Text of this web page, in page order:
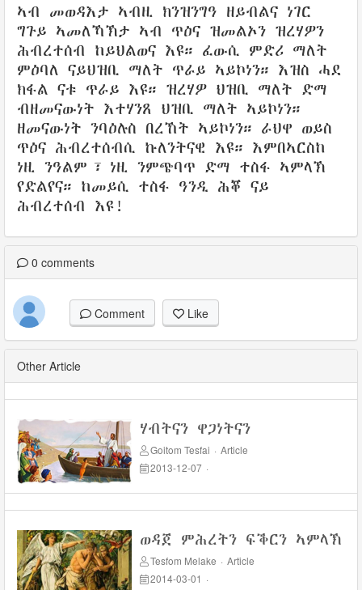
ኣብ መወዳእታ ኣብዚ ክንዝንግዓ ዘይብልና ነገር
ግጉይ ኣመለኻኽታ ኣብ ጥዕና ዝመልኦን ዝረሃዎን
ሕብረተሰብ ከይህልወና እዩ። ፈውሲ ምድሪ ማለት
ምዕባለ ናይህዝቢ ማለት ጥራይ ኣይኮነን። እዝስ ሓደ
ክፋል ናቱ ጥራይ እዩ። ዝረሃዎ ህዝቢ ማለት ድማ
ብዘመናውነት እተሃንጸ ህዝቢ ማለት ኣይኮነን።
ዘመናውነት ንባዕሉስ በረኸት ኣይኮነን። ራህዋ ወይስ
ጥዕና ሕብረተሰብሲ ኩለንትናዊ እዩ። እምበኣርስከ
ነዚ ንዓልም፣ ነዚ ንምጭባጥ ድማ ተስፋ ኣምላኽ
የድልየና። ከመይሲ ተስፋ ዓንዲ ሕቖ ናይ
ሕብረተሰብ እዩ!
0 comments
Comment Like
Other Article
ሃብትናን ዋጋነትናን
Goitom Tesfai · Article
2013-12-07 ·
ወዳጀ ምሕረትን ፍቕርን ኣምላኽ
Tesfom Melake · Article
2014-03-01 ·